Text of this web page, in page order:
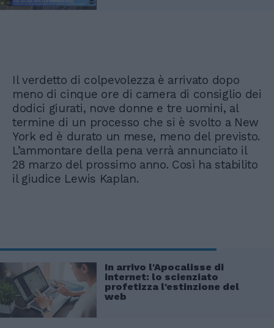
Il verdetto di colpevolezza è arrivato dopo
meno di cinque ore di camera di consiglio dei
dodici giurati, nove donne e tre uomini, al
termine di un processo che si è svolto a New
York ed è durato un mese, meno del previsto.
L’ammontare della pena verrà annunciato il
28 marzo del prossimo anno. Così ha stabilito
il giudice Lewis Kaplan.
In arrivo l'Apocalisse di
internet: lo scienziato
profetizza l'estinzione del
web